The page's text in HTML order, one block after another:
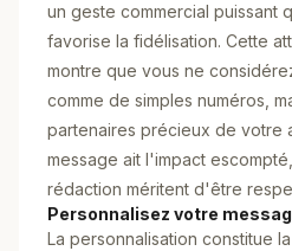
un geste commercial puissant
favorise la fidélisation. Cette
montre que vous ne
comme de simples numéros,
partenaires précieux de votre
message ait l'impact
rédaction méritent d'être
Personnalisez votre
La personnalisation constitue